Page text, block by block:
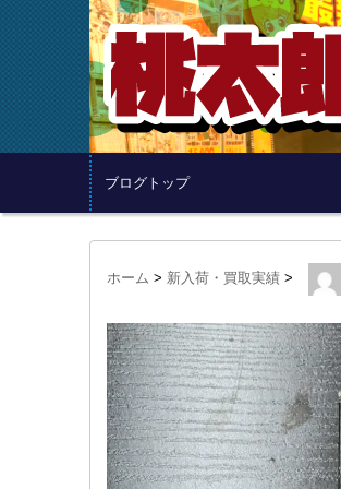
ブログトップ
ホーム > 新入荷・買取実績 >